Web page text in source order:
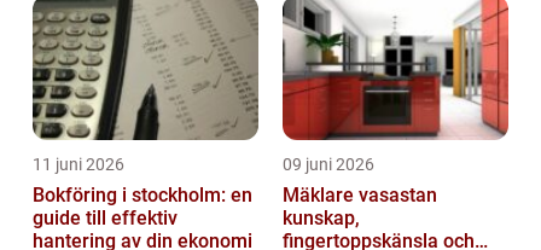
11 juni 2026
Bokföring i stockholm: en
guide till effektiv
hantering av din ekonomi
09 juni 2026
Mäklare vasastan
kunskap,
fingertoppskänsla och